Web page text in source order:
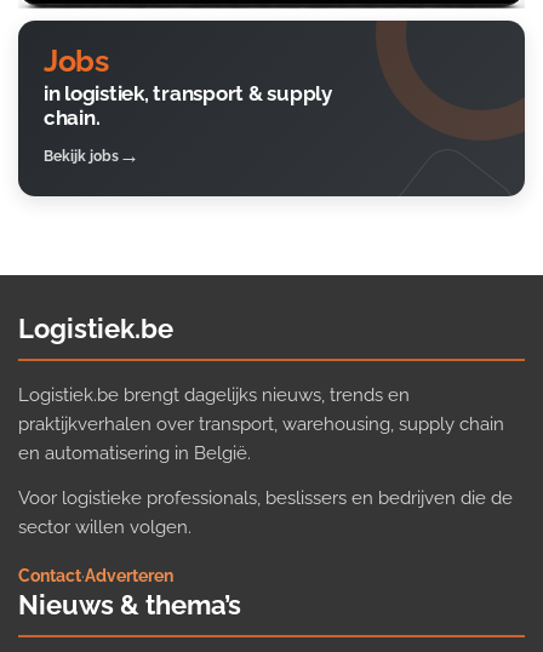
Jobs
in logistiek, transport & supply
chain.
Bekijk jobs
Logistiek.be
Logistiek.be brengt dagelijks nieuws, trends en
praktijkverhalen over transport, warehousing, supply chain
en automatisering in België.
Voor logistieke professionals, beslissers en bedrijven die de
sector willen volgen.
Contact·Adverteren
Nieuws & thema’s